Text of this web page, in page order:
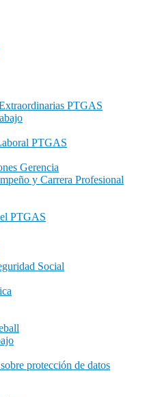
PTGAS
PTGAS
Gerencia
y Carrera Profesional
PTGAS
Social
protección de datos